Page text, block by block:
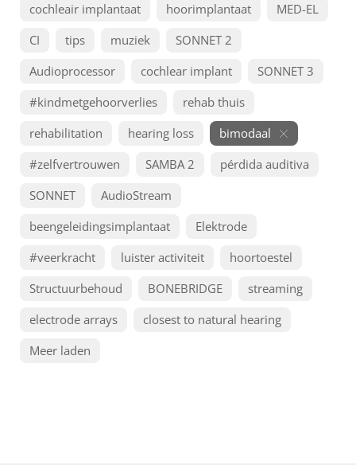
cochleair implantaat hoorimplantaat
MED-EL
CI
tips muziek
SONNET 2
Audioprocessor
cochlear implant
SONNET 3
#kindmetgehoorverlies
rehab thuis
rehabilitation
hearing loss
bimodaal
#zelfvertrouwen
SAMBA 2
pérdida auditiva
SONNET
AudioStream
beengeleidingsimplantaat
Elektrode
#veerkracht
luister activiteit
hoortoestel
Structuurbehoud
BONEBRIDGE
streaming
electrode arrays
closest to natural hearing
Meer laden